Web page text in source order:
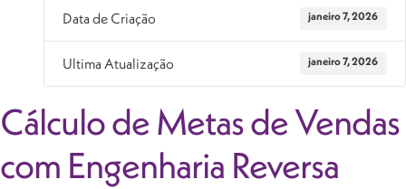
Data de Criação janeiro 7, 2026
Ultima Atualização janeiro 7, 2026
Cálculo de Metas de Vendas
com Engenharia Reversa